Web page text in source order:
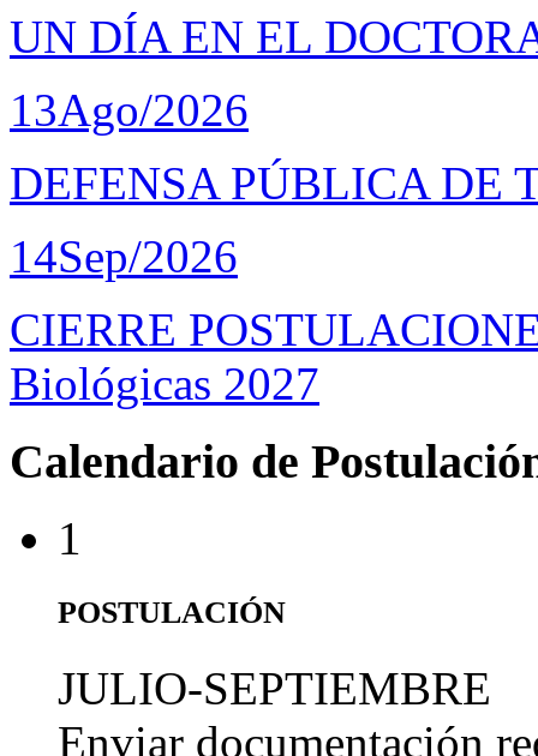
UN DÍA EN EL
13Ago/2026
DEFENSA PÚBLICA DE
14Sep/2026
CIERRE
Biológicas 2027
Calendario de
1
POSTULACIÓN
JULIO-SEPTIEMBRE
Enviar documentación